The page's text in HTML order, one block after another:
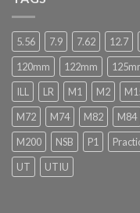
2026
u
–
Za
prodaju
5.56 7.9 7.62 12.7
120mm
122mm
ILL
LR M1 M2
M72
M74 M82 M84
M200
NSB P1
UT
UTIU